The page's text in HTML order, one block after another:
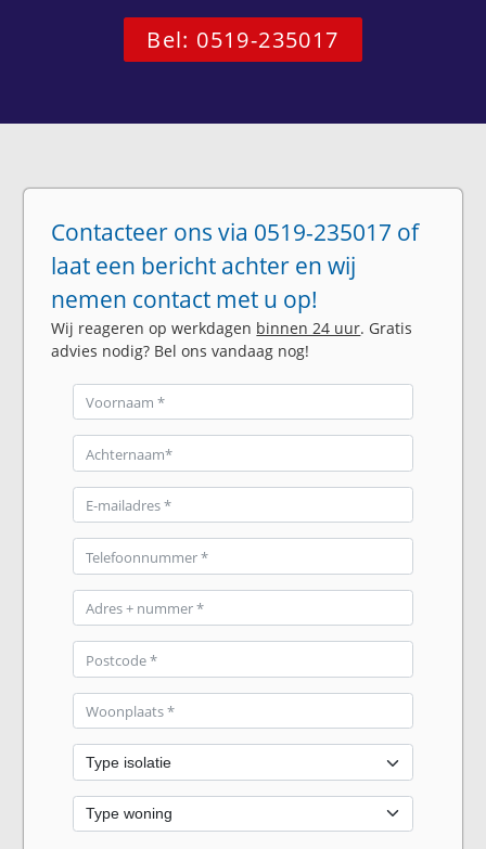
Bel: 0519-235017
Contacteer ons via 0519-235017 of
laat een bericht achter en wij
nemen contact met u op!
Wij reageren op werkdagen binnen 24 uur. Gratis
advies nodig? Bel ons vandaag nog!